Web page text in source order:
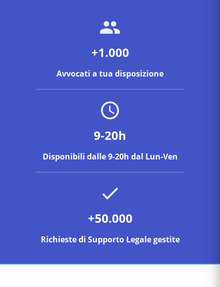
+1.000
Avvocati a tua disposizione
9-20h
Disponibili dalle 9-20h dal Lun-Ven
+50.000
Richieste di Supporto Legale gestite